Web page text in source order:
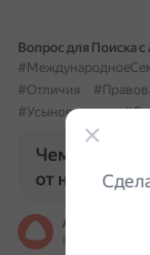
Вопрос для Поиска с
#Отличия
#Усыновление
Чем
от
Алиса